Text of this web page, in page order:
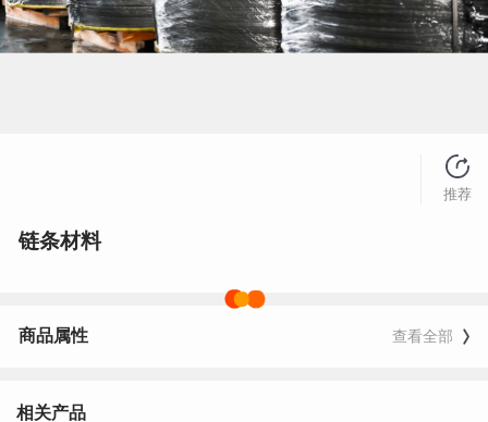
推荐
链条材料
商品属性 查看全部
相关产品